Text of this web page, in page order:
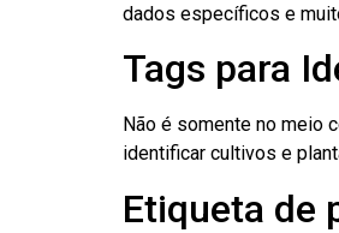
dados específicos e
Tags para
Não é somente no meio
identificar cultivos e
Etiqueta de